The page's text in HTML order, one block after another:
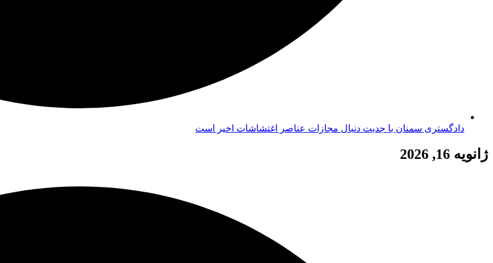
دادگستری سمنان با جدیت دنبال مجازات عناصر اغتشاشات اخیر است
ژانویه 16, 2026